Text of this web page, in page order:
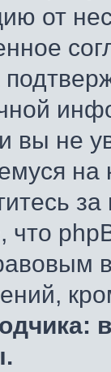
от
вы не
что